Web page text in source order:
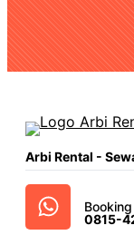
Arbi Rental -
0815-